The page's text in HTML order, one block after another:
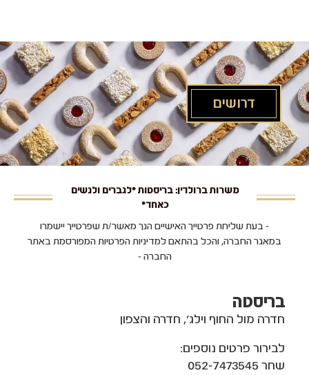
דרושים
משרות ברולדין: בריסטות *לגברים ולנשים
כאחד*
- בעת שליחת פרטייך האישיים הנך מאשר/ת שפרטייך יישמרו
במאגר החברה, והכל בהתאם למדיניות הפרטיות המפורסמת באתר
החברה -
בריסטה
חדרה מול החוף וילג', חדרה והצפון
לבירור פרטים נוספים:
שחר 052-7473545